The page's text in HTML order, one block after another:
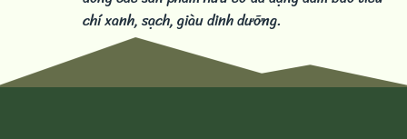
chí xanh, sạch, giàu dinh dưỡng.